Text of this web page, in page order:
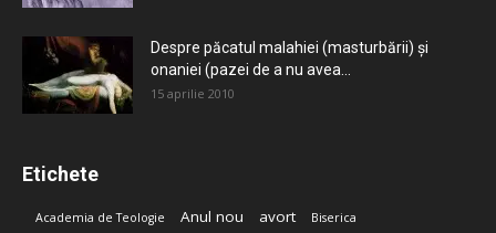
Despre păcatul malahiei (masturbării) şi
onaniei (pazei de a nu avea...
15 aprilie 2010
Etichete
Academia de Teologie Anul nou avort Biserica